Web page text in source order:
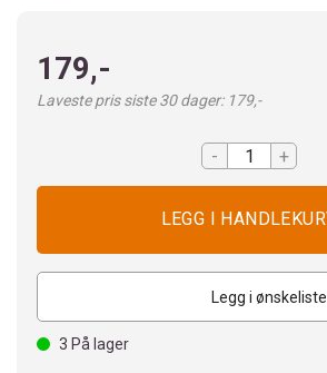
179,-
Laveste pris siste 30 dager: 179,-
- +
Legg i ønskeliste
3 På lager